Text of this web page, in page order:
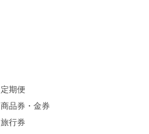
定期便
商品券・金券
旅行券